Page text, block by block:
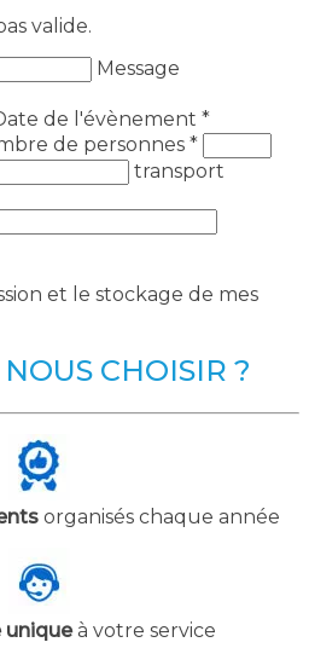
valide.
Message
de l'évènement *
de personnes *
transport
et le stockage de mes
CHOISIR ?
organisés chaque année
uniqueà votre service